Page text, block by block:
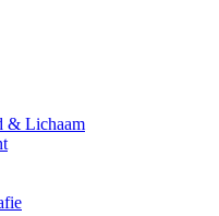
& Lichaam